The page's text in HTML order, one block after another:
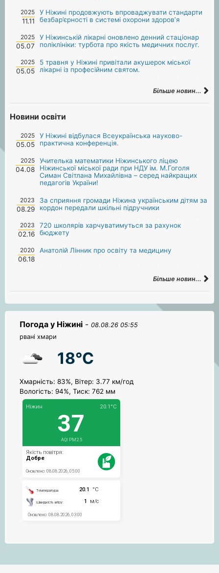
2025
11.11
У Ніжині продовжують впроваджувати стандарти
безбар’єрності в системі охорони здоров’я
2025
05.07
У Ніжинській лікарні оновлено денний стаціонар
поліклініки: турбота про якість медичних послуг.
2025
05.05
5 травня у Ніжині привітали акушерок міської
лікарні із професійним святом.
Більше новин...
Новини освіти
2025
05.05
У Ніжині відбулася Всеукраїнська науково-
практична конференція.
2025
04.08
Учителька математики Ніжинського ліцею
Ніжинської міської ради при НДУ ім. М.Гоголя
Симан Світлана Михайлівна – серед найкращих
педагогів України!
2023
08.29
За сприяння громади Ніжина українським дітям за
кордон передали шкільні підручники
2023
02.16
720 школярів харчуватимуться за рахунок
бюджету
2020
06.18
Анатолій Лінник про освіту та медицину
Більше новин...
Погода у Ніжині - 08.08.26 05:55
рвані хмари
18°C
Хмарність: 83%, Вітер: 3.77 км/год
Вологість: 94%, Тиск: 762 мм